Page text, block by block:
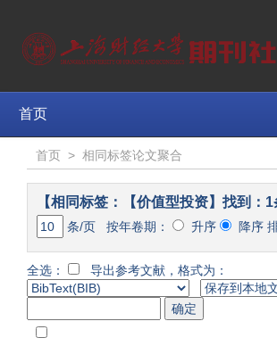
首页
首页 > 相同标签论文聚合
【相同标签：【价值型投资】找到：1
条/页 按年卷期： 升序 降序
全选： 导出参考文献，格式为：